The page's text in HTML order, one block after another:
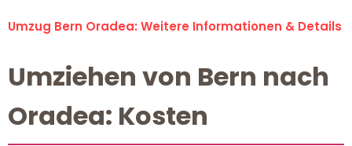
Umzug Bern Oradea: Weitere Informationen & Details
Umziehen von Bern nach
Oradea: Kosten